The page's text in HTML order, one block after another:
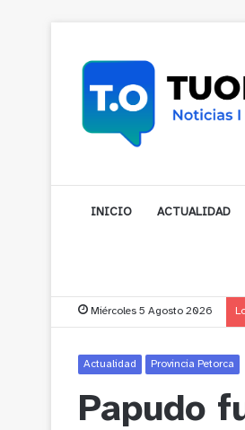
INICIO ACTUALIDAD
Miércoles 5 Agosto 2026
Actualidad Provincia Petorca
Papudo